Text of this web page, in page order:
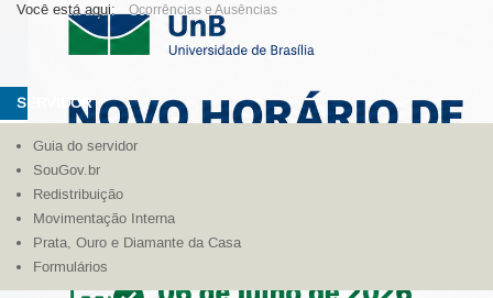
Você está aqui: Ocorrências e Ausências
SERVIDOR
Guia do servidor
SouGov.br
Redistribuição
Movimentação Interna
Prata, Ouro e Diamante da Casa
Formulários